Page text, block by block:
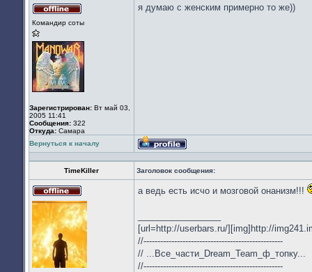
в
Командир соты
Зарегистрирован: Вт май 03,
2005 11:41
Сообщения: 322
Откуда: Cамара
я думаю с женским примерно то же))
Вернуться к началу
Профиль
TimeKiller Заголовок сообщения:
Не
в
сети
а ведь есть исчо и мозговой онанизм!!!
[url=http://userbars.ru/][img]http://
//--------------------------------------------------
// ...Все_части_Dream_Team_ф_топку...
//--------------------------------------------------